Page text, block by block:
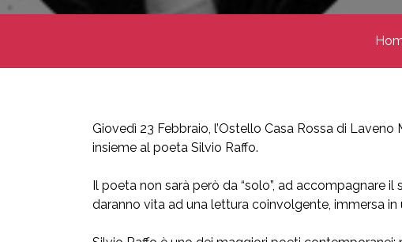
Giovedì 23 Febbraio, l’Ostello Casa Rossa di
insieme al poeta Silvio Raffo.
Il poeta non sarà però da “solo”, ad accompagnare
daranno vita ad una lettura coinvolgente, immersa in